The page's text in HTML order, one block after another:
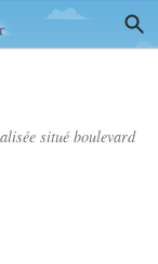
situé boulevard